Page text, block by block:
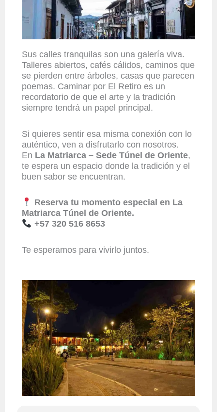
Sus calles tranquilas son una galería viva.
Talleres abiertos, cafés cálidos, caminos que
se pierden entre árboles, casas que parecen
poemas. Caminar por El Retiro es un
recordatorio de que el arte y la tradición
siempre tendrá un papel principal.
Si quieres sentir esa misma conexión con lo
auténtico, ven a disfrutarlo con nosotros.
En La Matriarca – Sede Túnel de Oriente,
te espera un espacio donde la tradición y el
buen sabor se encuentran.
Reserva tu momento especial en La
Matriarca Túnel de Oriente.
+57 320 516 8653
Te esperamos para vivirlo juntos.